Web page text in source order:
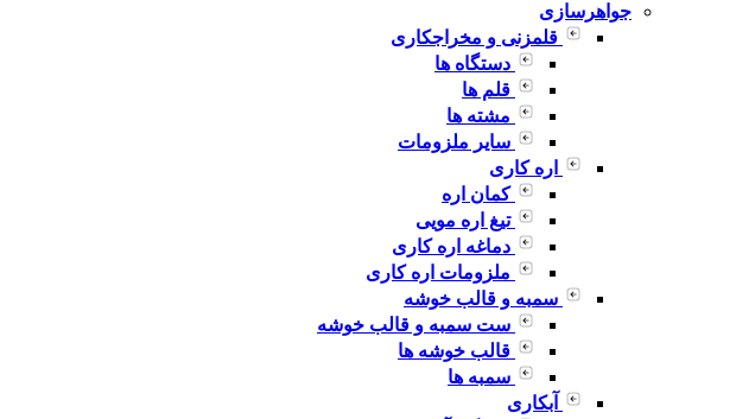
جواهرسازی
قلمزنی و مخراجکاری
دستگاه ها
قلم ها
مشته ها
سایر ملزومات
اره کاری
کمان اره
تیغ اره مویی
دماغه اره کاری
ملزومات اره کاری
سمبه و قالب خوشه
ست سمبه و قالب خوشه
قالب خوشه ها
سمبه ها
آبکاری